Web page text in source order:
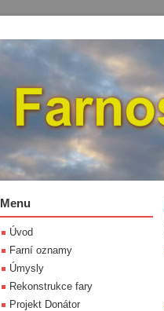
Menu
Úvod
Farní oznamy
Úmysly
Rekonstrukce fary
Projekt Donátor